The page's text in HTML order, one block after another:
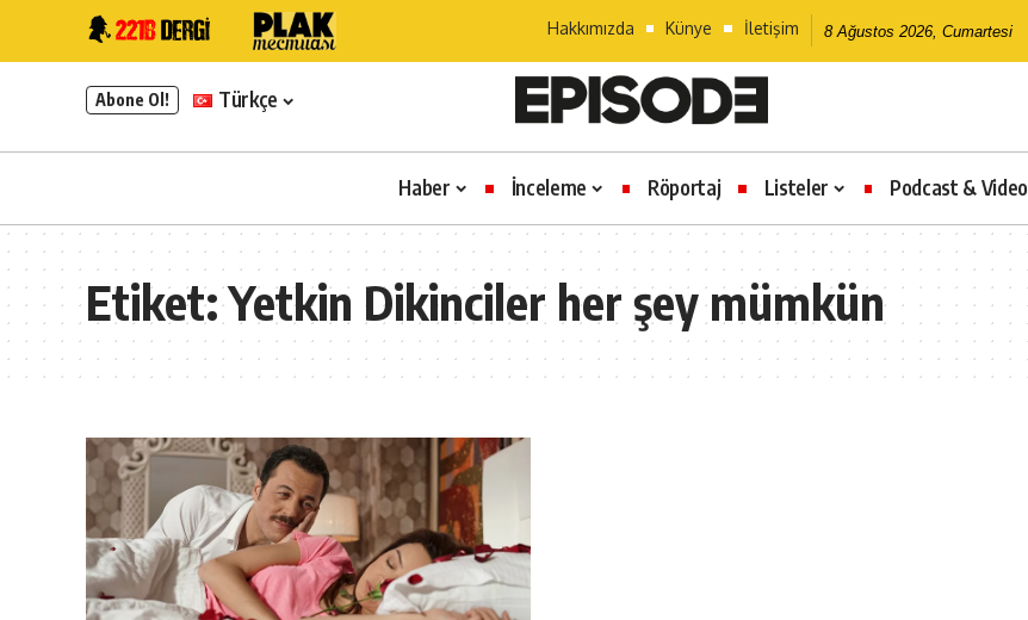
Hakkımızda Künye İletişim 8 Ağustos 2026, Cumartesi
Abone Ol! Türkçe
Haber İnceleme Röportaj Listeler Podcast & Video
Etiket:Yetkin Dikinciler her şey mümkün